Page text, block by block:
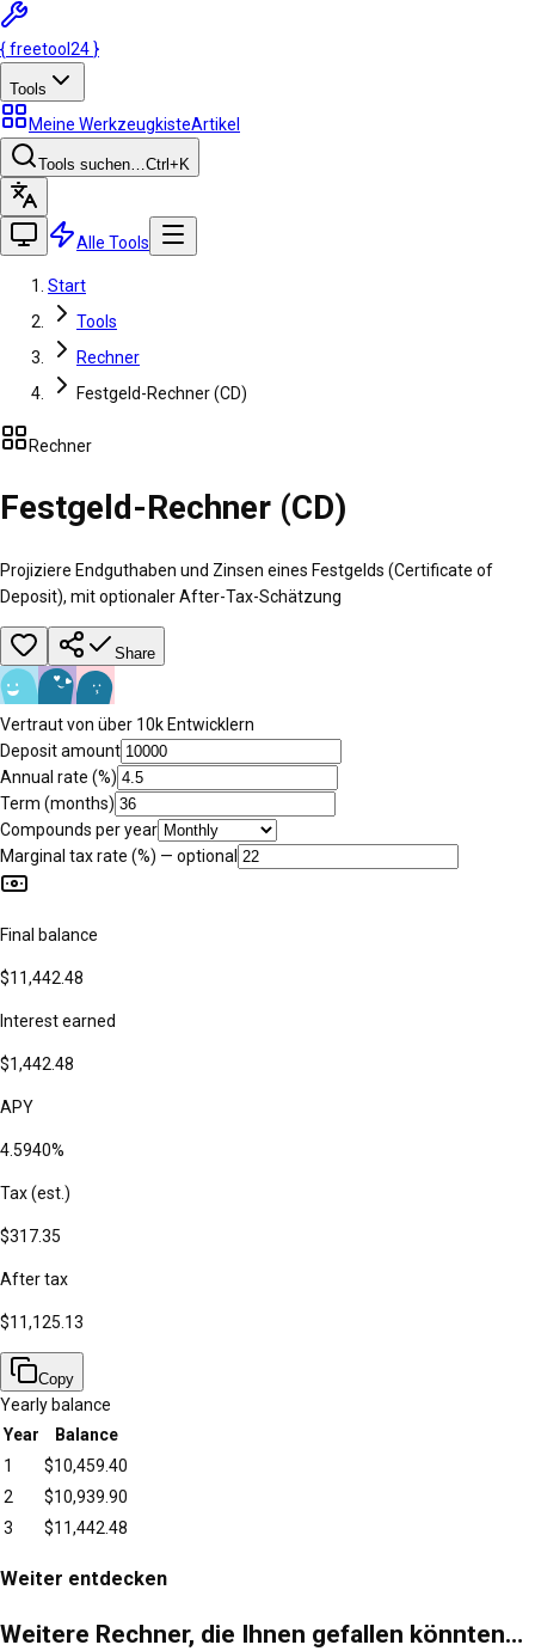
{freetool 24 }
Tools
Meine WerkzeugkisteArtikel
Tools suchen…Ctrl +K
Alle Tools
Start
Tools
Rechner
Festgeld-Rechner (CD)
Rechner
Festgeld-Rechner (CD)
Projiziere Endguthaben und Zinsen eines Festgelds (Certificate of
Deposit), mit optionaler After-Tax-Schätzung
Share
Vertraut von über 10k Entwicklern
Deposit amount
Annual rate (%)
Term (months)
Compounds per year
Marginal tax rate (%) — optional
Final balance
$11,442.48
Interest earned
$1,442.48
APY
4.5940%
Tax (est.)
$317.35
After tax
$11,125.13
Copy
Yearly balance
Year
Balance
1
$10,459.40
2
$10,939.90
3
$11,442.48
Weiter entdecken
Weitere Rechner, die Ihnen gefallen könnten…